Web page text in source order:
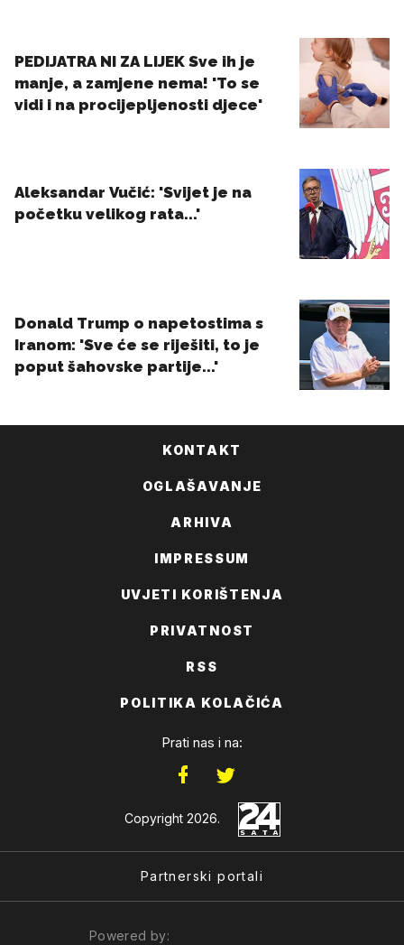
KONTAKT
OGLAŠAVANJE
ARHIVA
IMPRESSUM
UVJETI KORIŠTENJA
PRIVATNOST
RSS
POLITIKA KOLAČIĆA
Prati nas i na:
Copyright 2026.
Partnerski portali
Powered by: